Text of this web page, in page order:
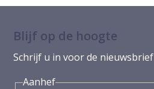
Blijf op de hoogte
Schrijf u in voor de nieuwsbrief
Aanhef